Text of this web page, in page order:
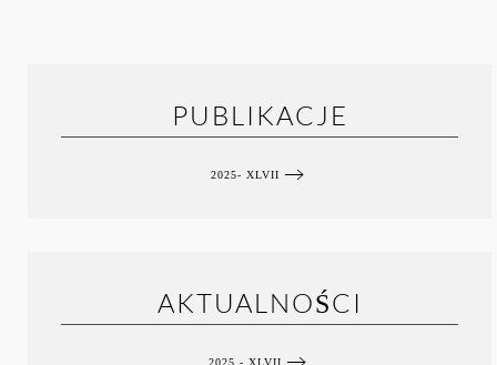
PUBLIKACJE
2025- XLVII
AKTUALNOŚCI
2025 - XLVII